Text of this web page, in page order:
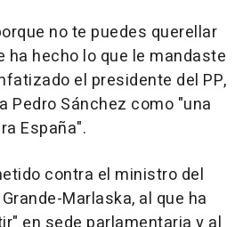
no te puedes querellar
ha hecho lo que le mandaste
el presidente del PP,
Pedro Sánchez como "una
España".
contra el ministro del
Marlaska, al que ha